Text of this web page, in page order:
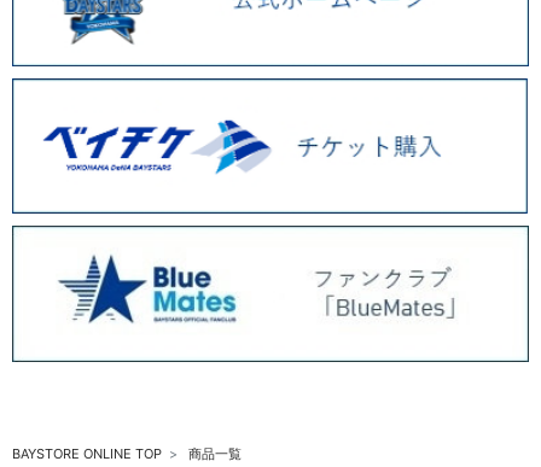
BAYSTORE ONLINE TOP 商品一覧